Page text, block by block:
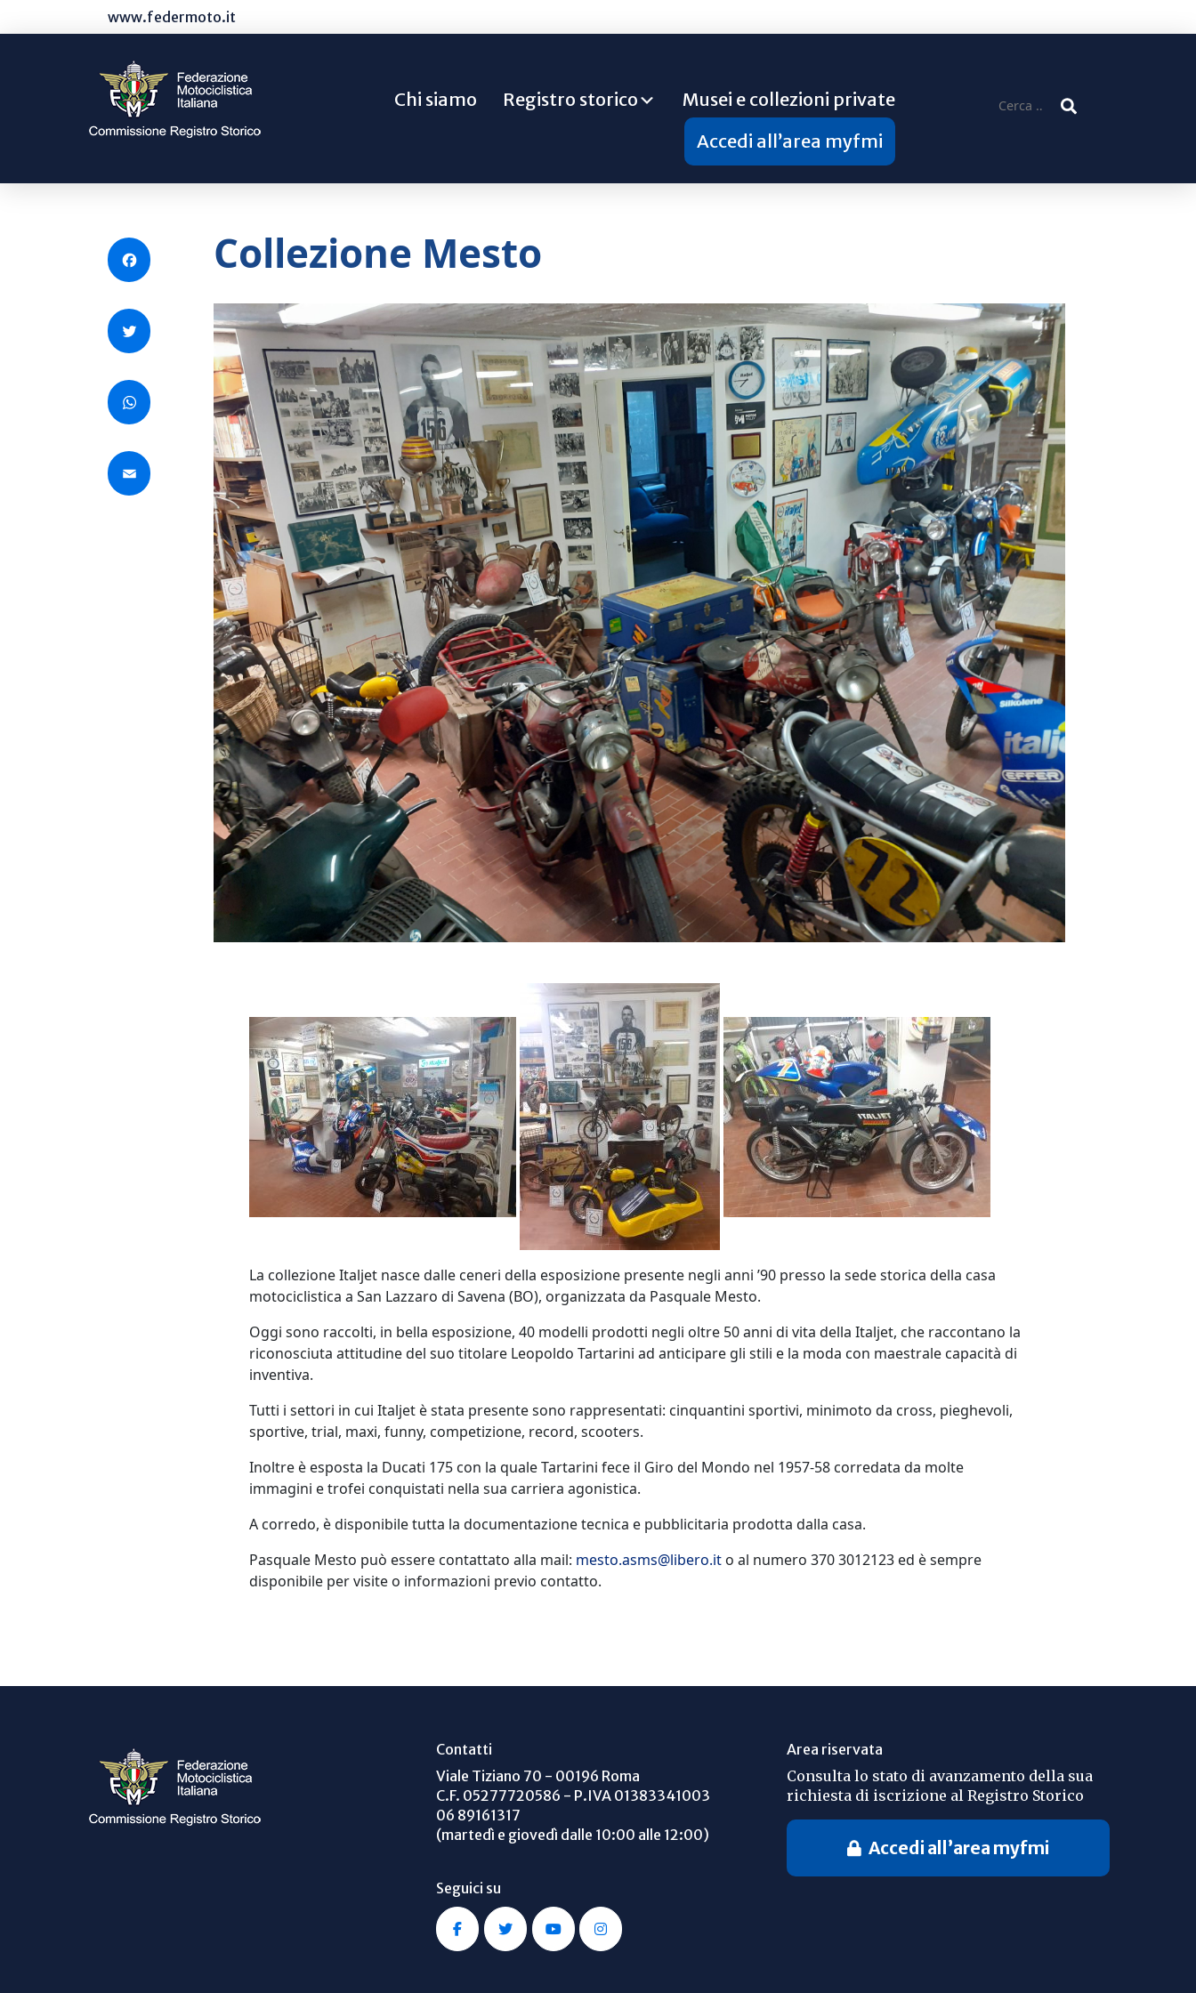
www.federmoto.it
Chi siamo Registro storico
Musei e collezioni private
Accedi all’area myfmi
Ricerca
Facebook
Twitter
WhatsApp
Email
Collezione Mesto
La collezione Italjet nasce dalle ceneri della esposizione presente negli anni ’90 presso la sede storica della casa
motociclistica a San Lazzaro di Savena (BO), organizzata da Pasquale Mesto.
Oggi sono raccolti, in bella esposizione, 40 modelli prodotti negli oltre 50 anni di vita della Italjet, che raccontano la
riconosciuta attitudine del suo titolare Leopoldo Tartarini ad anticipare gli stili e la moda con maestrale capacità di
inventiva.
Tutti i settori in cui Italjet è stata presente sono rappresentati: cinquantini sportivi, minimoto da cross, pieghevoli,
sportive, trial, maxi, funny, competizione, record, scooters.
Inoltre è esposta la Ducati 175 con la quale Tartarini fece il Giro del Mondo nel 1957-58 corredata da molte
immagini e trofei conquistati nella sua carriera agonistica.
A corredo, è disponibile tutta la documentazione tecnica e pubblicitaria prodotta dalla casa.
Pasquale Mesto può essere contattato alla mail: mesto.asms@libero.ito al numero 370 3012123 ed è sempre
disponibile per visite o informazioni previo contatto.
Contatti
Viale Tiziano 70 - 00196 Roma
C.F. 05277720586 - P.IVA 01383341003
06 89161317
(martedì e giovedì dalle 10:00 alle 12:00)
Seguici su
Area riservata
Consulta lo stato di avanzamento della sua
richiesta di iscrizione al Registro Storico
Accedi all’area myfmi